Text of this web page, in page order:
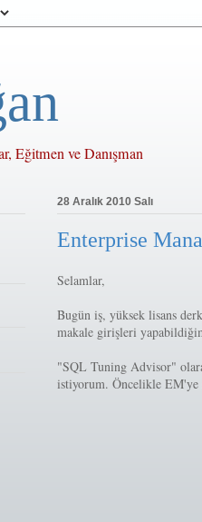
Eğitmen ve Danışman
28 Aralık 2010 Salı
Enterprise
Selamlar,
Bugün iş, yüksek lisans
makale girişleri
"SQL Tuning Advisor"
istiyorum. Öncelikle EM'ye